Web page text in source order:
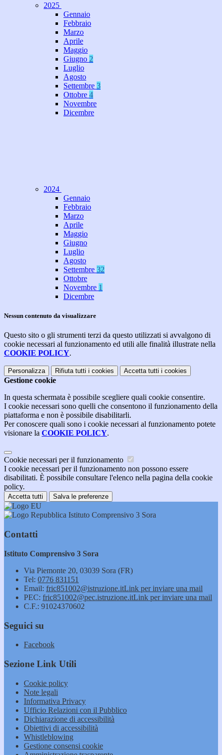
2025
Gennaio
Febbraio
Marzo
Aprile
Maggio
Giugno 2
Luglio
Agosto
Settembre 3
Ottobre 4
Novembre
Dicembre
2024
Gennaio
Febbraio
Marzo
Aprile
Maggio
Giugno
Luglio
Agosto
Settembre 32
Ottobre
Novembre 1
Dicembre
Nessun contenuto da visualizzare
Questo sito o gli strumenti terzi da questo utilizzati si avvalgono di
cookie necessari al funzionamento ed utili alle finalità illustrate nella
COOKIE POLICY.
Personalizza Rifiuta tutti i cookies Accetta tutti i cookies
Gestione cookie
In questa schermata è possibile scegliere quali cookie consentire.
I cookie necessari sono quelli che consentono il funzionamento della
piattaforma e non è possibile disabilitarli.
Per conoscere quali sono i cookie necessari al funzionamento potete
visionare la COOKIE POLICY.
Cookie necessari per il funzionamento
I cookie necessari per il funzionamento non possono essere
disabilitati. È possibile consultare l'elenco nella pagina della cookie
policy.
Accetta tutti Salva le preferenze
Istituto Comprensivo 3 Sora
Contatti
Istituto Comprensivo 3 Sora
Via Piemonte 20, 03039 Sora (FR)
Tel: 0776 831151
Email: fric851002@istruzione.itLink per inviare una mail
PEC: fric851002@pec.istruzione.itLink per inviare una mail
C.F.: 91024370602
Seguici su
Facebook
Sezione Link Utili
Cookie policy
Note legali
Informativa Privacy
Ufficio Relazioni con il Pubblico
Dichiarazione di accessibilità
Obiettivi di accessibilità
Whistleblowing
Gestione consensi cookie